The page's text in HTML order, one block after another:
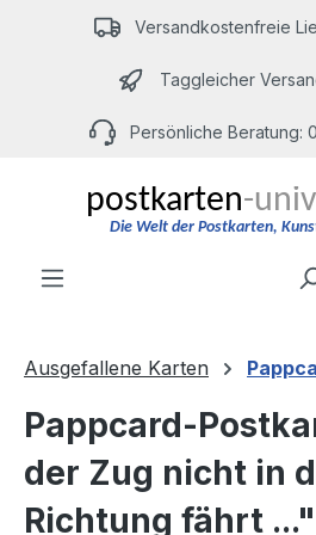
Zum Hauptinhalt springen
Versandkostenfreie
Taggleicher
Persönliche Beratung:
Ausgefallene Karten
Pappcard-
der Zug nicht in
Richtung fährt ..."